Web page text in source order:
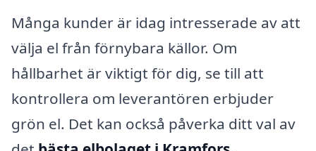
Många kunder är idag intresserade av att
välja el från förnybara källor. Om
hållbarhet är viktigt för dig, se till att
kontrollera om leverantören erbjuder
grön el. Det kan också påverka ditt val av